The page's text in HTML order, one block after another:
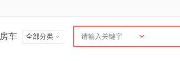
房车 全部分类